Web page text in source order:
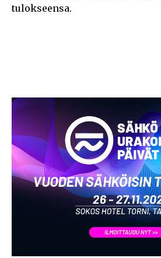
tulokseensa.